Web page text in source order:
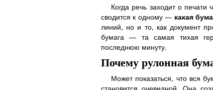
Когда речь заходит о печати
сводится к одному — какая
линий, но и то, как документ
бумага — та самая тихая
последнюю минуту.
Почему рулонная
Может показаться, что вся
становится очевидной. Она